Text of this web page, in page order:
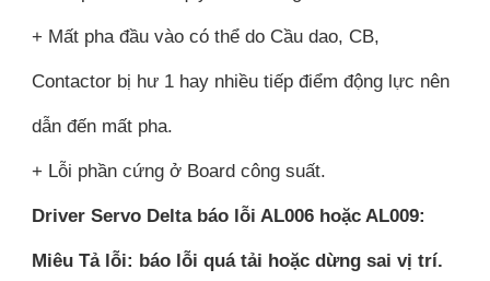
+ Mất pha đầu vào có thể do Cầu dao, CB,
Contactor bị hư 1 hay nhiều tiếp điểm động lực nên
dẫn đến mất pha.
+ Lỗi phần cứng ở Board công suất.
Driver Servo Delta báo lỗi AL006 hoặc AL009:
Miêu Tả lỗi: báo lỗi quá tải hoặc dừng sai vị trí.